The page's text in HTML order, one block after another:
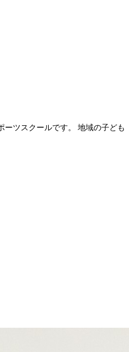
ツスクールです。 地域の子ども